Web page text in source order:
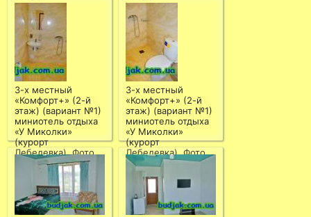
3-х местный
«Комфорт+» (2-й
этаж) (вариант №1)
миниотель отдыха
«У Миколки»
(курорт
Лебедевка). Фото
№ 073
3-х местный
«Комфорт+» (2-й
этаж) (вариант №1)
миниотель отдыха
«У Миколки»
(курорт
Лебедевка). Фото
№ 074